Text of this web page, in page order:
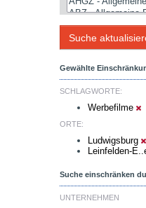
Gewählte
SCHLAGWORTE:
Werbefilme
ORTE:
Ludwigsburg
Leinfelden-
Suche einschränken
UNTERNEHMEN